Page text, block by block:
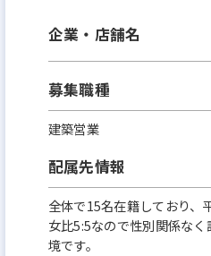
企業・店舗名
募集職種
建築営業
配属先情報
全体で15名在籍しており、
女比5:5なので性別関係な
境です。